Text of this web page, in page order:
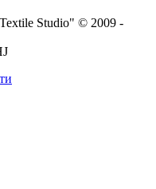
Studio" © 2009 -